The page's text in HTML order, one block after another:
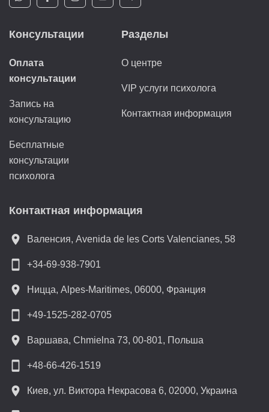
Консультации
Оплата
консультации
Запись на
консультацию
Бесплатные
консультации
психолога
Разделы
О центре
VIP услуги психолога
Контактная информация
Контактная информация
location_on Валенсия, Avenida de les Corts Valencianes, 58
smartphone +34-69-938-7901
location_on Ницца, Alpes-Maritimes, 06000, Франция
smartphone +49-1525-282-0705
location_on Варшава, Chmielna 73, 00-801, Польша
smartphone +48-66-426-1519
location_on Киев, ул. Виктора Некрасова 6, 02000, Украина